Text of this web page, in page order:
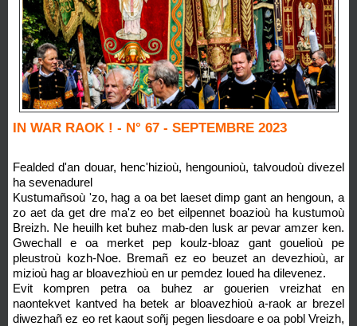
IN WAR RAOK ! - N° 67 - SEPTEMBRE 2023
Fealded d'an douar, henc'hizioù, hengounioù, talvoudoù divezel
ha sevenadurel
Kustumañsoù 'zo, hag a oa bet laeset dimp gant an hengoun, a
zo aet da get dre ma'z eo bet eilpennet boazioù ha kustumoù
Breizh. Ne heuilh ket buhez mab-den lusk ar pevar amzer ken.
Gwechall e oa merket pep koulz-bloaz gant gouelioù pe
pleustroù kozh-Noe. Bremañ ez eo beuzet an devezhioù, ar
mizioù hag ar bloavezhioù en ur pemdez loued ha dilevenez.
Evit kompren petra oa buhez ar gouerien vreizhat en
naontekvet kantved ha betek ar bloavezhioù a-raok ar brezel
diwezhañ ez eo ret kaout soñj pegen liesdoare e oa pobl Vreizh,